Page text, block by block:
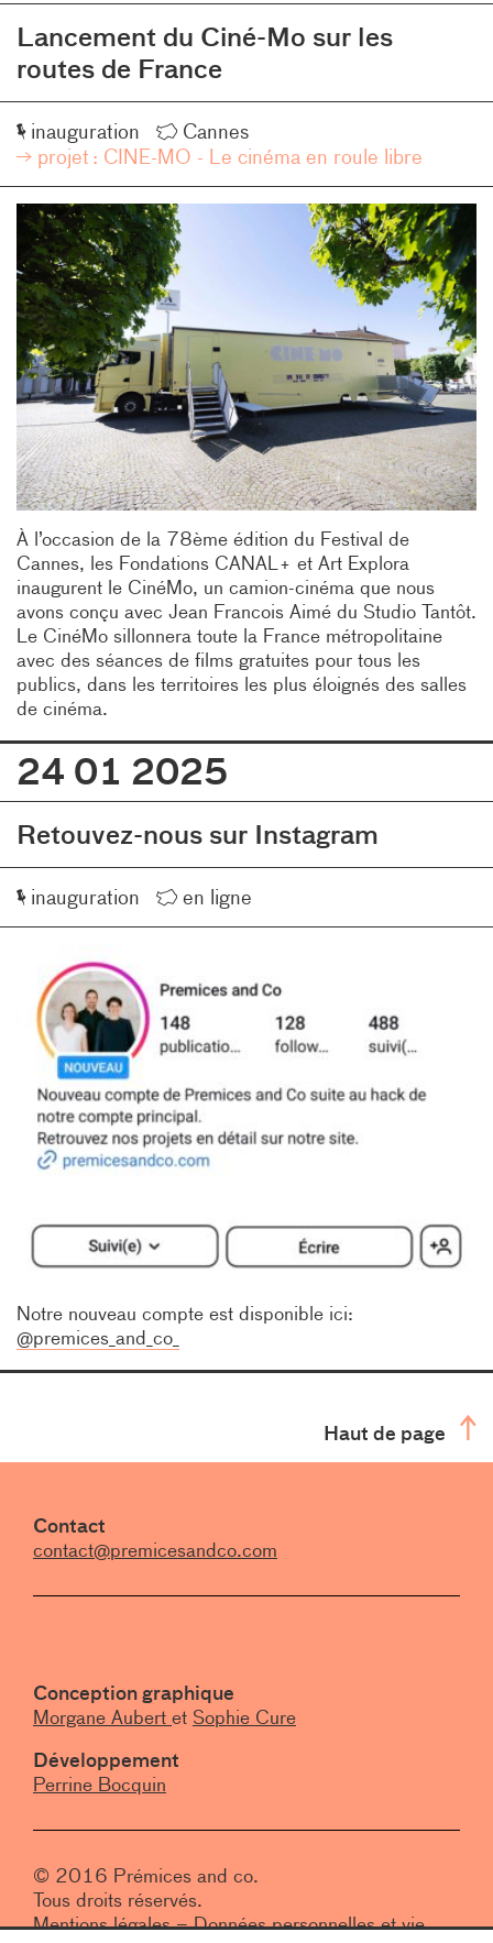
Lancement du Ciné-Mo sur les
routes de France
Événement
inauguration Lieu
Cannes
projet : CINE-MO - Le cinéma en roule libre
À l’occasion de la 78ème édition du Festival de
Cannes, les Fondations CANAL+ et Art Explora
inaugurent le CinéMo, un camion-cinéma que nous
avons conçu avec Jean Francois Aimé du Studio Tantôt.
Le CinéMo sillonnera toute la France métropolitaine
avec des séances de films gratuites pour tous les
publics, dans les territoires les plus éloignés des salles
de cinéma.
24 01 2025
Retouvez-nous sur Instagram
Événement
inauguration Lieu
en ligne
Notre nouveau compte est disponible ici:
@premices_and_co_
Haut de page
Contact
contact@premicesandco.com
Conception graphique
Morgane Aubert et Sophie Cure
Développement
Perrine Bocquin
© 2016 Prémices and co.
Tous droits réservés.
Mentions légales–Données personnelles et vie